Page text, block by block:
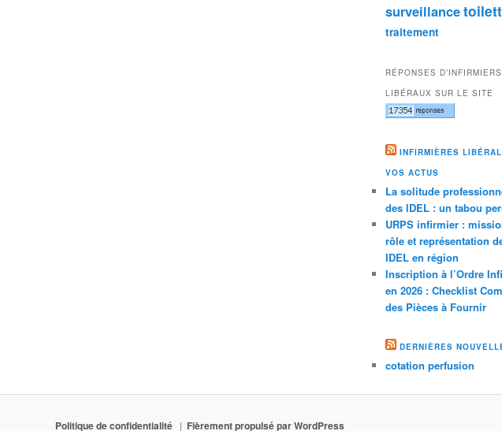
surveillance
traitement
RÉPONSES D’INFIRMIERS
LIBÉRAUX SUR LE SITE
INFIRMIÈRES
VOS ACTUS
La solitude
des IDEL : un tabou
URPS infirmier :
rôle et représentation
IDEL en région
Inscription à l’Ordre
en 2026 : Checklist
des Pièces à Fournir
DERNIÈRES
cotation perfusion
Politique de confidentialité Fièrement propulsé par WordPress